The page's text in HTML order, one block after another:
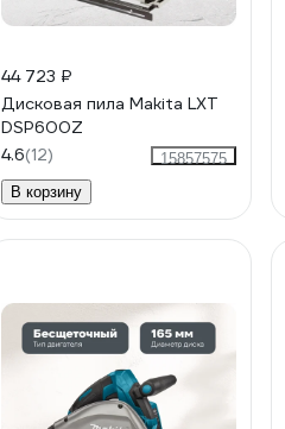
44 723 ₽
Дисковая пила Makita LXT
DSP600Z
4.6(12)
15857575
В корзину